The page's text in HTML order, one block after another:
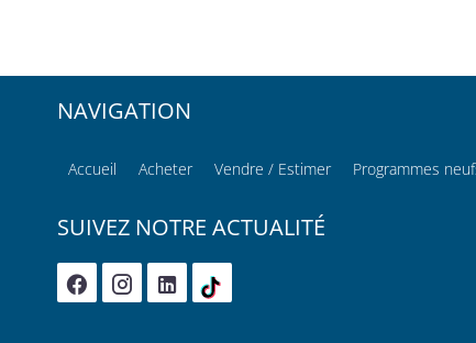
NAVIGATION
Accueil Acheter Vendre / Estimer Programmes
SUIVEZ NOTRE ACTUALITÉ